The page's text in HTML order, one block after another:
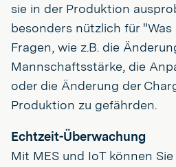
sie in der Produktion
besonders nützlich für
Fragen, wie z.B. die
Mannschaftsstärke, die
oder die Änderung der
Produktion zu gefährden.
Echtzeit-Überwachung
Mit MES und IoT können